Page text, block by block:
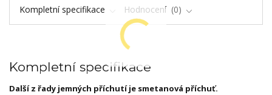
Kompletní specifikace Hodnocení 0
Kompletní specifikace
Další z řady jemných příchutí je smetanová příchuť.